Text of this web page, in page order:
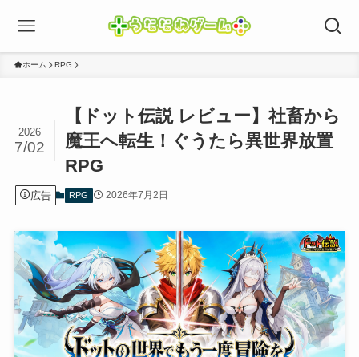
ホーム RPG
【ドット伝説 レビュー】社畜から
魔王へ転生！ぐうたら異世界放置
RPG
2026
7/02
広告 RPG 2026年7月2日